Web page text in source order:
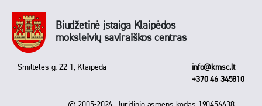
Biudžetinė įstaiga Klaipėdos
moksleivių saviraiškos centras
Smiltelės g. 22-1, Klaipėda
info@kmsc.lt
+370 46 345810